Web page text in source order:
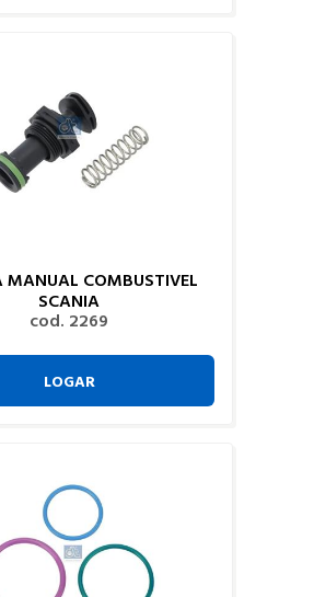
MANUAL COMBUSTIVEL
SCANIA
cod. 2269
LOGAR